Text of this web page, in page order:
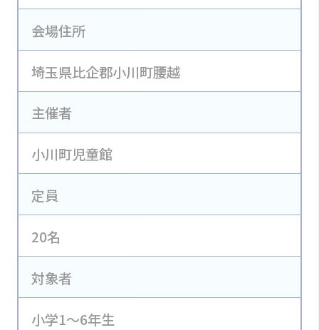
会場住所
埼玉県比企郡小川町腰越
主催者
小川町児童館
定員
20名
対象者
小学1～6年生